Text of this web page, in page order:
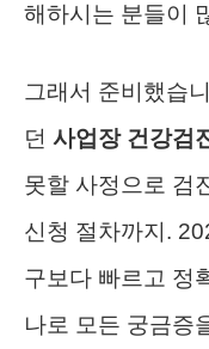
해하시는 분들이
그래서 준비했습
던 사업장 건강검
못할 사정으로 검
신청 절차까지.
구보다 빠르고 정
나로 모든 궁금증